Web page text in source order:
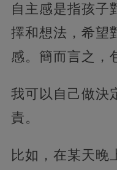
自主感是指孩子
擇和想法，希望
感。簡而言之，
我可以自己做決
責。
比如，在某天晚